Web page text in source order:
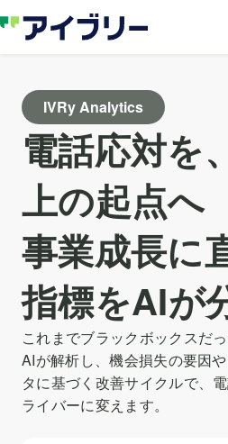
IVRy Analytics
電話応対を
上の起点へ
事業成長に
指標をAIが
これまでブラックボックスだ
AIが解析し、機会損失の要因
タに基づく改善サイクルで、
ライバーに変えます。